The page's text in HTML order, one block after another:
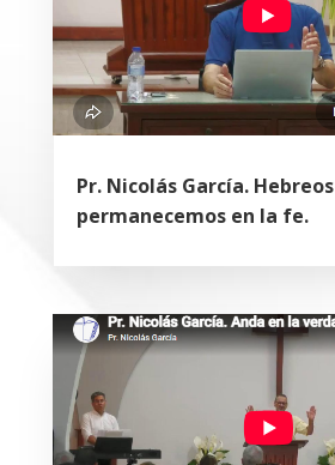
Pr. Nicolás García. Hebreos
permanecemos en la fe.